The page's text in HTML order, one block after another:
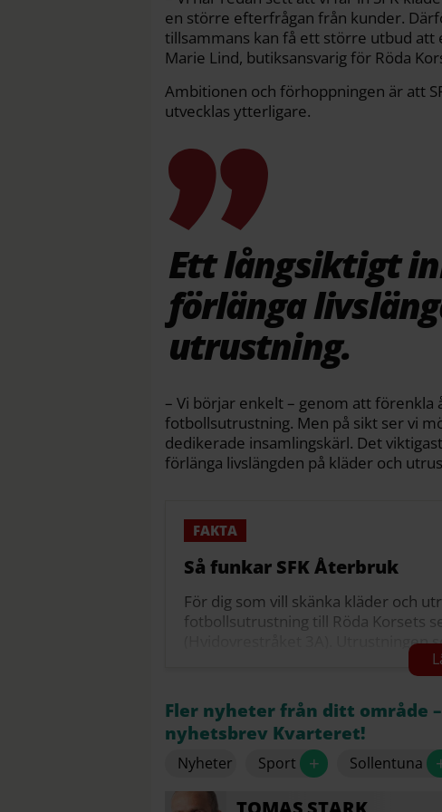
en större efterfrågan från kunder.
tillsammans kan få ett större utbud att
Marie Lind, butiksansvarig för Röda
Ambitionen och förhoppningen är att
utvecklas ytterligare.
Ett långsiktigt
förlänga
utrustning.
– Vi börjar enkelt – genom att förenkla
fotbollsutrustning. Men på sikt ser vi
dedikerade insamlingskärl. Det
förlänga livslängden på kläder och
Så funkar SFK Återbruk
För dig som vill skänka kläder och
fotbollsutrustning till Röda Korsets
(Hvidovrestråket 3A). Utrustningen
kan hitta SFK-kläder och
Intäkterna från försäljningen
I sommar är butiken öppen 11–17
11–17 måndag–fredag.
Fler nyheter från ditt område
nyhetsbrev Kvarteret!
Nyheter Sport + Sollentuna